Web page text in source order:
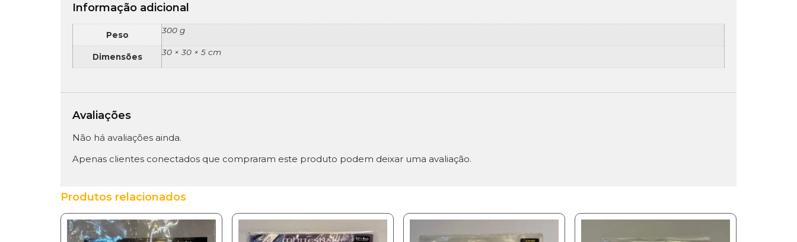
Informação adicional
Peso 300 g
Dimensões 30 × 30 × 5 cm
Avaliações
Não há avaliações ainda.
Apenas clientes conectados que compraram este produto podem deixar uma avaliação.
Produtos relacionados